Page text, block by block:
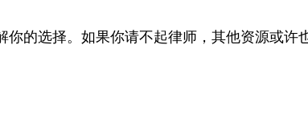
的选择。如果你请不起律师，其他资源或许